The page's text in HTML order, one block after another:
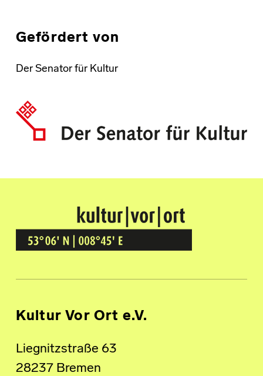
Gefördert von
Der Senator für Kultur
Kultur Vor Ort
BREMEN GRÖPELINGEN
Kultur Vor Ort e.V.
Liegnitzstraße 63
28237 Bremen